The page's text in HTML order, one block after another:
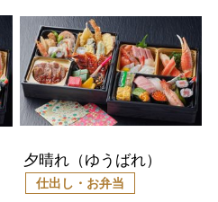
夕晴れ（ゆうばれ）
仕出し・お弁当